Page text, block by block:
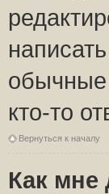
обычные
кто-то
Вернуться к началу
Как мне